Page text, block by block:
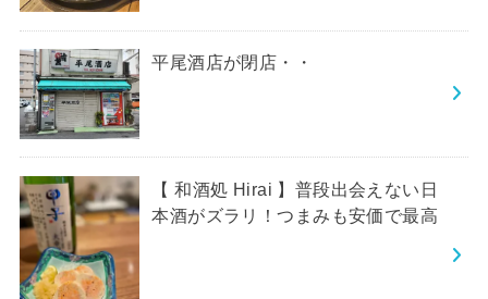
平尾酒店が閉店・・
【 和酒処 Hirai 】普段出会えない日
本酒がズラリ！つまみも安価で最高